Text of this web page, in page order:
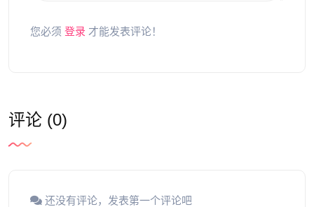
您必须 登录 才能发表评论！
评论 (0)
还没有评论，发表第一个评论吧